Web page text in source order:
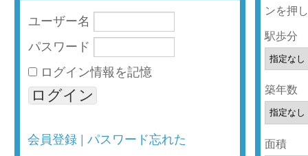
ユーザー名
パスワード
ログイン情報を記憶
会員登録 | パスワード忘れた
ンを押
駅歩分
築年数
面積